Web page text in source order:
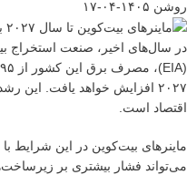
روشن ۱۴۰۵-۰۴-۱۷
در سال‌های اخیر، صنعت استخراج
۲۰۲۷ افزایش خواهد یافت.
اقتصاد است.
ماینرهای بیت‌کوین در این